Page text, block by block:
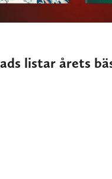
listar årets